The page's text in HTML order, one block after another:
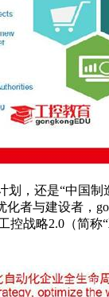
，还是“中国制
者与建设者，
控战略2.0（简